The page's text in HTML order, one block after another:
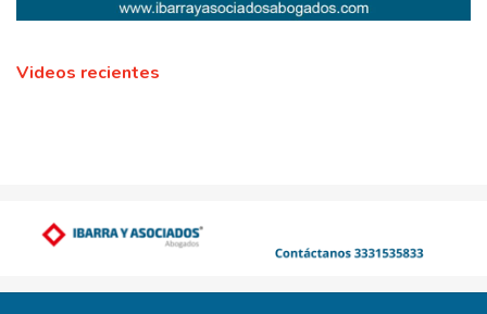
Videos recientes